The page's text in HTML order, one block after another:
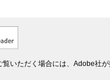
覧いただく場合には、Adobe社